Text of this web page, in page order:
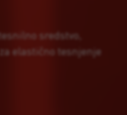
sredstvo,
elastično tesnjenje